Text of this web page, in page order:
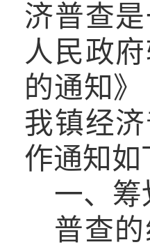
济普查
人民政
的通知
我镇经
作通知如
一、
普查的